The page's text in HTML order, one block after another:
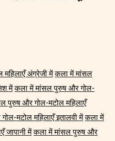
अंग्रेजी में कला में मांसल
में कला में मांसल पुरुष और गोल-
पुरुष और गोल-मटोल महिलाएँ
मटोल महिलाएँ इतालवी में कला में
जापानी में कला में मांसल पुरुष और